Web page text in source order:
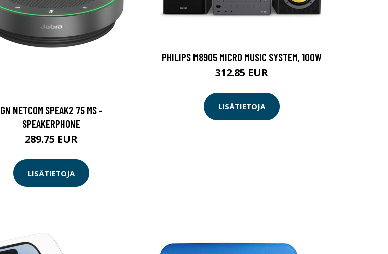
GN NETCOM SPEAK2 75 MS -
SPEAKERPHONE
289.75 EUR
LISÄTIETOJA
PHILIPS M8905 MICRO MUSIC SYSTEM, 100W
312.85 EUR
LISÄTIETOJA